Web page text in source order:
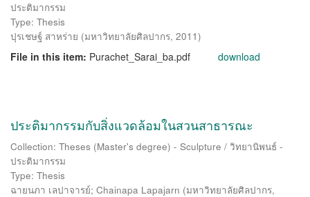
ประติมากรรม
Type: Thesis
ปุรเชษฐ์ สาหร่าย (มหาวิทยาลัยศิลปากร, 2011)
File in this item: Purachet_Sarai_ba.pdf download
ประติมากรรมกับสิ่งแวดล้อมในสวนสาธารณะ
Collection: Theses (Master's degree) - Sculpture / วิทยานิพนธ์ -
ประติมากรรม
Type: Thesis
ฉายนภา เลปาจารย์; Chainapa Lapajarn (มหาวิทยาลัยศิลปากร,